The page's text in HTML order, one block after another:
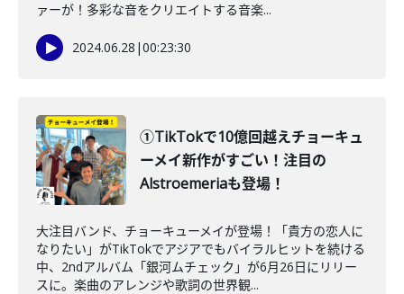
ァーが！多彩な音をクリエイトする音楽...
2024.06.28 |00:23:30
①TikTokで10億回越えチョーキュ
ーメイ新作がすごい！注目の
Alstroemeriaも登場！
大注目バンド、チョーキューメイが登場！「貴方の恋人に
なりたい」がTikTokでアジアでもバイラルヒットを続ける
中、2ndアルバム「銀河ムチェック」が6月26日にリリー
スに。楽曲のアレンジや歌詞の世界観...